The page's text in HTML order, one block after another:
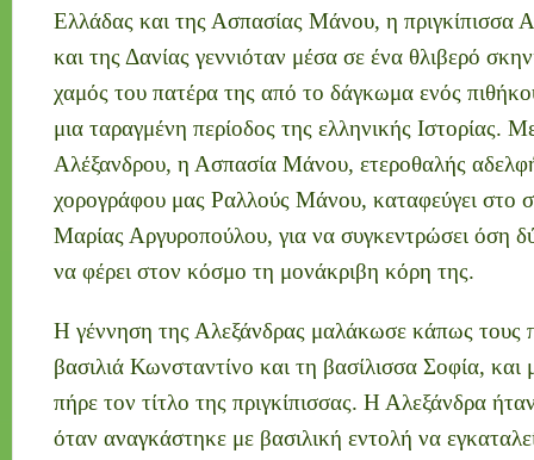
Ελλάδας και της Ασπασίας Μάνου, η πριγκίπισσα
και της Δανίας γεννιόταν μέσα σε ένα θλιβερό
χαμός του πατέρα της από το δάγκωμα ενός
μια ταραγμένη περίοδος της ελληνικής Ιστορίας.
Αλέξανδρου, η Ασπασία Μάνου, ετεροθαλής
χορογράφου μας Ραλλούς Μάνου, καταφεύγει στο
Μαρίας Αργυροπούλου, για να συγκεντρώσει όση
να φέρει στον κόσμο τη μονάκριβη κόρη της.
Η γέννηση της Αλεξάνδρας μαλάκωσε κάπως τους
βασιλιά Κωνσταντίνο και τη βασίλισσα Σοφία, και
πήρε τον τίτλο της πριγκίπισσας. Η Αλεξάνδρα
όταν αναγκάστηκε με βασιλική εντολή να